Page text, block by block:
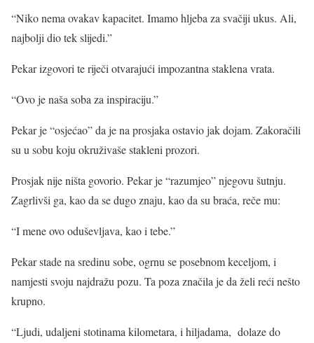
“Niko nema ovakav kapacitet. Imamo hljeba za svačiji ukus. Ali,
najbolji dio tek slijedi.”
Pekar izgovori te riječi otvarajući impozantna staklena vrata.
“Ovo je naša soba za inspiraciju.”
Pekar je “osjećao” da je na prosjaka ostavio jak dojam. Zakoračili
su u sobu koju okruživaše stakleni prozori.
Prosjak nije ništa govorio. Pekar je “razumjeo” njegovu šutnju.
Zagrlivši ga, kao da se dugo znaju, kao da su braća, reče mu:
“I mene ovo oduševljava, kao i tebe.”
Pekar stade na sredinu sobe, ogrnu se posebnom keceljom, i
namjesti svoju najdražu pozu. Ta poza značila je da želi reći nešto
krupno.
“Ljudi, udaljeni stotinama kilometara, i hiljadama, dolaze do